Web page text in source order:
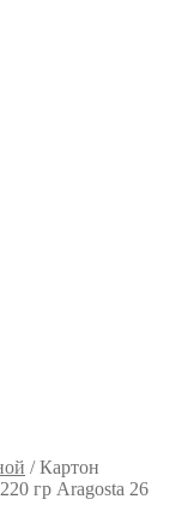
/Картон
гр Aragosta 26